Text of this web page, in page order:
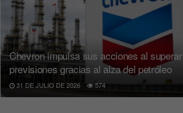
Chevron impulsa sus acciones al superar
previsiones gracias al alza del petróleo
31 DE JULIO DE 2026 574